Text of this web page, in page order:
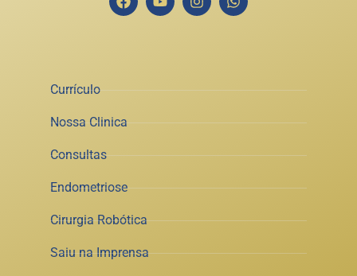
Currículo
Nossa Clinica
Consultas
Endometriose
Cirurgia Robótica
Saiu na Imprensa